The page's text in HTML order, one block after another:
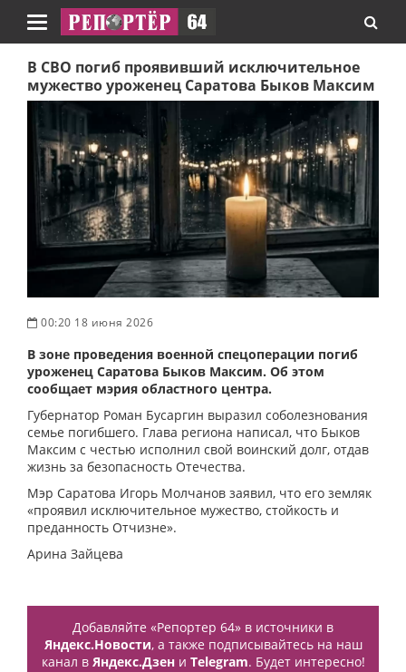
Навигация
В СВО погиб проявивший исключительное
мужество уроженец Саратова Быков Максим
00:20 18 июня 2026
В зоне проведения военной спецоперации погиб
уроженец Саратова Быков Максим. Об этом
сообщает мэрия областного центра.
Губернатор Роман Бусаргин выразил соболезнования
семье погибшего. Глава региона написал, что Быков
Максим с честью исполнил свой воинский долг, отдав
жизнь за безопасность Отечества.
Мэр Саратова Игорь Молчанов заявил, что его земляк
«проявил исключительное мужество, стойкость и
преданность Отчизне».
Арина Зайцева
Добавляйте «Репортер 64» в источники в
Яндекс.Новости, а также подписывайтесь на наш
канал в Яндекс.Дзени Telegram. Будет интересно!